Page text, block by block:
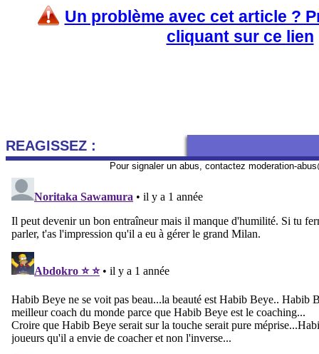
Un problème avec cet article ?
cliquant sur ce lien
REAGISSEZ :
Pour signaler un abus, contactez moderation-